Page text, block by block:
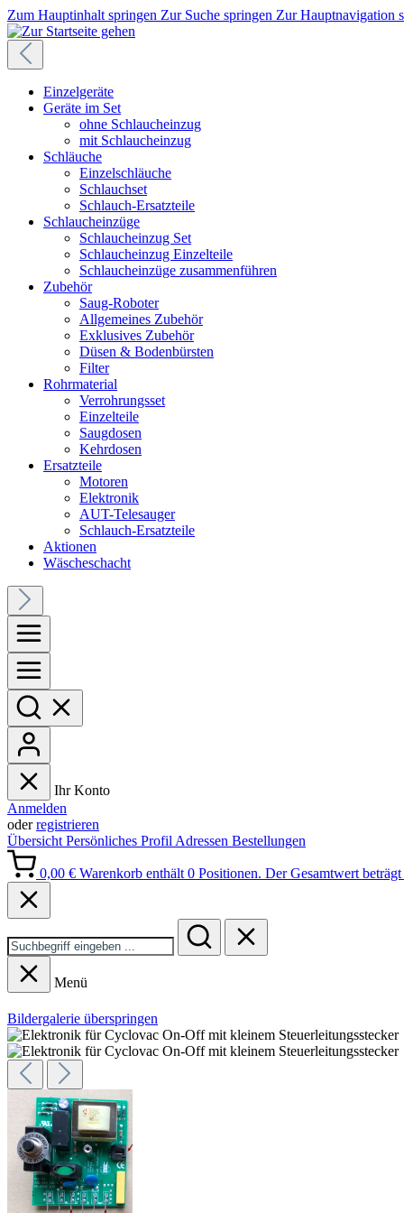
Zum Hauptinhalt springen Zur Suche springen Zur Hauptnavigation
Einzelgeräte
Geräte im Set
ohne Schlaucheinzug
mit Schlaucheinzug
Schläuche
Einzelschläuche
Schlauchset
Schlauch-Ersatzteile
Schlaucheinzüge
Schlaucheinzug Set
Schlaucheinzug Einzelteile
Schlaucheinzüge zusammenführen
Zubehör
Saug-Roboter
Allgemeines Zubehör
Exklusives Zubehör
Düsen & Bodenbürsten
Filter
Rohrmaterial
Verrohrungsset
Einzelteile
Saugdosen
Kehrdosen
Ersatzteile
Motoren
Elektronik
AUT-Telesauger
Schlauch-Ersatzteile
Aktionen
Wäscheschacht
Ihr Konto
Anmelden
oderregistrieren
Übersicht Persönliches Profil Adressen Bestellungen
0,00 € Warenkorb enthält 0 Positionen. Der Gesamtwert
Menü
Bildergalerie überspringen